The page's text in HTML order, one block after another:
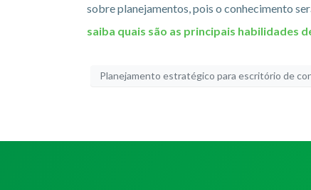
sobre planejamentos, pois o conhecimento
saiba quais são as principais habilidades
Planejamento estratégico para escritório de